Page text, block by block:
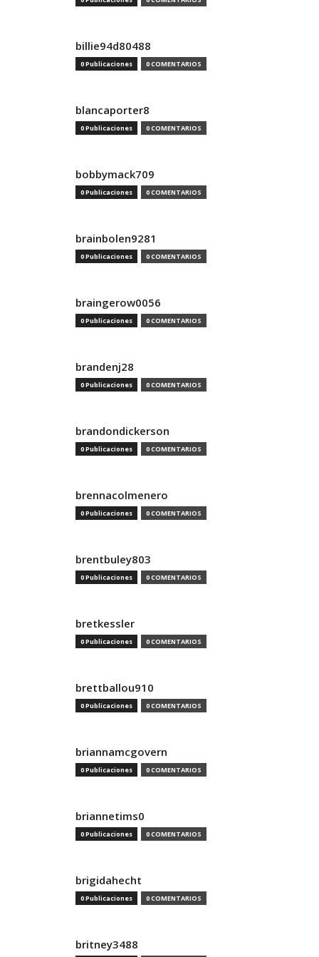
billie94d80488
0 Publicaciones 0 COMENTARIOS
blancaporter8
0 Publicaciones 0 COMENTARIOS
bobbymack709
0 Publicaciones 0 COMENTARIOS
brainbolen9281
0 Publicaciones 0 COMENTARIOS
braingerow0056
0 Publicaciones 0 COMENTARIOS
brandenj28
0 Publicaciones 0 COMENTARIOS
brandondickerson
0 Publicaciones 0 COMENTARIOS
brennacolmenero
0 Publicaciones 0 COMENTARIOS
brentbuley803
0 Publicaciones 0 COMENTARIOS
bretkessler
0 Publicaciones 0 COMENTARIOS
brettballou910
0 Publicaciones 0 COMENTARIOS
briannamcgovern
0 Publicaciones 0 COMENTARIOS
briannetims0
0 Publicaciones 0 COMENTARIOS
brigidahecht
0 Publicaciones 0 COMENTARIOS
britney3488